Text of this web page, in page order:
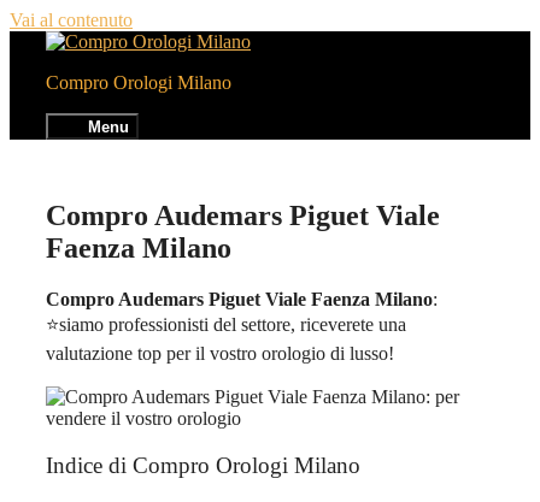
Vai al contenuto
Compro Orologi Milano
Menu
Compro Audemars Piguet Viale
Faenza Milano
Compro Audemars Piguet Viale Faenza Milano:
⭐siamo professionisti del settore, riceverete una
valutazione top per il vostro orologio di lusso!
Indice di Compro Orologi Milano